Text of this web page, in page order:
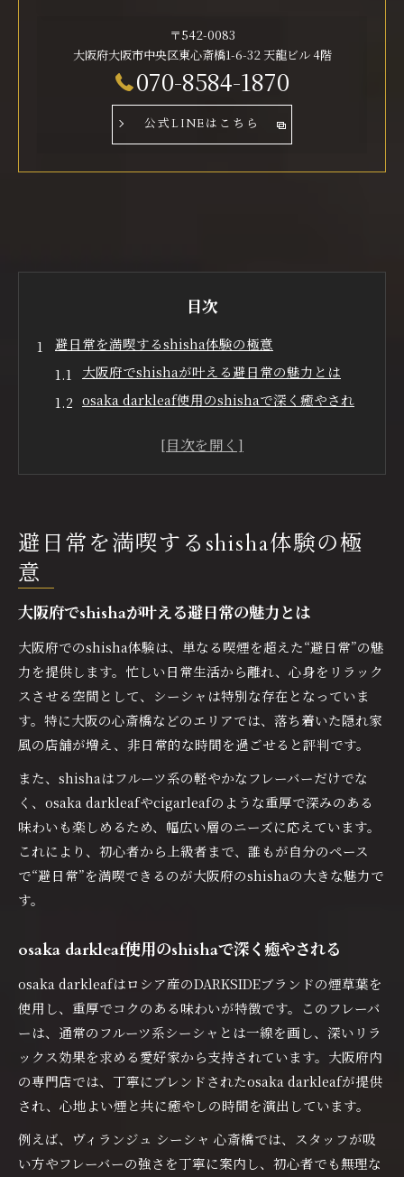
〒542-0083
大阪府大阪市中央区東心斎橋1-6-32 天龍ビル 4階
070-8584-1870
公式LINEはこちら
目次
避日常を満喫するshisha体験の極意
大阪府でshishaが叶える避日常の魅力とは
osaka darkleaf使用のshishaで深く癒やされ
cigarleafとshishaの融合が新体験を生む理由
心斎橋シーシャの隠れ家で味わう特別な夜
濃厚osaka darkleafで新たな刺激を
大阪府のshishaでダークリーフが広がる理由
ヴィランジュ シーシャで味わう深みの秘密
心斎橋で体験するosaka darkleafの新世界
初心者も魅了するosaka darkleafの特徴とは
cigarleafで感じる本格派shishaの醍醐味
cigarleafのshishaが持つ本場の味わいを解説
ヴィランジュ流cigarleafの深みと個性を堪能
大阪府で本格shishaを味わうならcigarleaf
シーシャ初心者も惹かれるcigarleafの魅力
cigarleaf×shishaで非日常のチルタイムを実
ミナミのシーシャ個室でshishaを満喫する方
ヴィランジュ シーシャの洞窟風空間が支持さ
れる理由
リラックス重視のshisha時間の過ごし方とは
大阪府で出会う癒しのshisha空間を徹底解説
CSB シーシャのような快適空間で深呼吸
shisha初心者も納得のペアリング術とは
shishaとカクテルの理想的なペアリング術
避日常を満喫するshisha体験の極
意
大阪府でshishaが叶える避日常の魅力とは
大阪府でのshisha体験は、単なる喫煙を超えた“避日常”の魅
力を提供します。忙しい日常生活から離れ、心身をリラック
スさせる空間として、シーシャは特別な存在となっていま
す。特に大阪の心斎橋などのエリアでは、落ち着いた隠れ家
風の店舗が増え、非日常的な時間を過ごせると評判です。
また、shishaはフルーツ系の軽やかなフレーバーだけでな
く、osaka darkleafやcigarleafのような重厚で深みのある
味わいも楽しめるため、幅広い層のニーズに応えています。
これにより、初心者から上級者まで、誰もが自分のペース
で“避日常”を満喫できるのが大阪府のshishaの大きな魅力で
す。
osaka darkleaf使用のshishaで深く癒やされる
osaka darkleafはロシア産のDARKSIDEブランドの煙草葉を
使用し、重厚でコクのある味わいが特徴です。このフレーバ
ーは、通常のフルーツ系シーシャとは一線を画し、深いリラ
ックス効果を求める愛好家から支持されています。大阪府内
の専門店では、丁寧にブレンドされたosaka darkleafが提供
され、心地よい煙と共に癒やしの時間を演出しています。
例えば、ヴィランジュ シーシャ 心斎橋では、スタッフが吸
い方やフレーバーの強さを丁寧に案内し、初心者でも無理な